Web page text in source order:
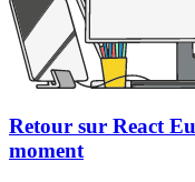
Retour sur React
moment